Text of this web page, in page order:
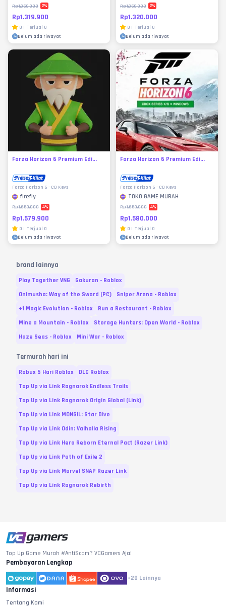
Rp1.350.000 2%
Rp1.319.900
0 | Terjual 0
Belum ada riwayat
Rp1.350.000 2%
Rp1.320.000
0 | Terjual 0
Belum ada riwayat
Forza Horizon 6 Premium Edi...
Forza Horizon 6 - CD Keys
firefly
Rp1.650.000 4%
Rp1.579.900
0 | Terjual 0
Belum ada riwayat
Forza Horizon 6 Premium Edi...
Forza Horizon 6 - CD Keys
TOKO GAME MURAH
Rp1.650.000 4%
Rp1.580.000
0 | Terjual 0
Belum ada riwayat
brand lainnya
Play Together VNG
Gakuran - Roblox
Onimusha: Way of the Sword (PC)
Sniper Arena - Roblox
+1 Magic Evolution - Roblox
Run a Restaurant - Roblox
Mine a Mountain - Roblox
Storage Hunters: Open World - Roblox
Haze Seas - Roblox
Mini War - Roblox
Termurah hari ini
Robux 5 Hari Roblox
DLC Roblox
Top Up via Link Ragnarok Endless Trails
Top Up via Link Ragnarok Origin Global (Link)
Top Up via Link MONGIL: Star Dive
Top Up via Link Odin: Valhalla Rising
Top Up via Link Hero Reborn Eternal Pact (Razer Link)
Top Up via Link Path of Exile 2
Top Up via Link Marvel SNAP Razer Link
Top Up via Link Ragnarok Rebirth
Top Up Game Murah #AntiScam? VCGamers Aja!
Pembayaran Lengkap
+20 Lainnya
Informasi
Tentang Kami